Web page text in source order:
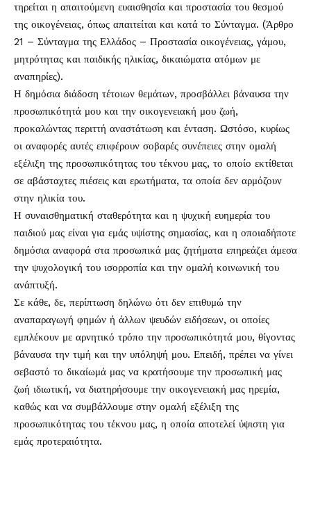
τηρείται η απαιτούμενη ευαισθησία και προστασία του θεσμού
της οικογένειας, όπως απαιτείται και κατά το Σύνταγμα. (Άρθρο
21 – Σύνταγμα της Ελλάδος – Προστασία οικογένειας, γάμου,
μητρότητας και παιδικής ηλικίας, δικαιώματα ατόμων με
αναπηρίες).
Η δημόσια διάδοση τέτοιων θεμάτων, προσβάλλει βάναυσα την
προσωπικότητά μου και την οικογενειακή μου ζωή,
προκαλώντας περιττή αναστάτωση και ένταση. Ωστόσο, κυρίως
οι αναφορές αυτές επιφέρουν σοβαρές συνέπειες στην ομαλή
εξέλιξη της προσωπικότητας του τέκνου μας, το οποίο εκτίθεται
σε αβάσταχτες πιέσεις και ερωτήματα, τα οποία δεν αρμόζουν
στην ηλικία του.
Η συναισθηματική σταθερότητα και η ψυχική ευημερία του
παιδιού μας είναι για εμάς υψίστης σημασίας, και η οποιαδήποτε
δημόσια αναφορά στα προσωπικά μας ζητήματα επηρεάζει άμεσα
την ψυχολογική του ισορροπία και την ομαλή κοινωνική του
ανάπτυξή.
Σε κάθε, δε, περίπτωση δηλώνω ότι δεν επιθυμώ την
αναπαραγωγή φημών ή άλλων ψευδών ειδήσεων, οι οποίες
εμπλέκουν με αρνητικό τρόπο την προσωπικότητά μου, θίγοντας
βάναυσα την τιμή και την υπόληψή μου. Επειδή, πρέπει να γίνει
σεβαστό το δικαίωμά μας να κρατήσουμε την προσωπική μας
ζωή ιδιωτική, να διατηρήσουμε την οικογενειακή μας ηρεμία,
καθώς και να συμβάλλουμε στην ομαλή εξέλιξη της
προσωπικότητας του τέκνου μας, η οποία αποτελεί ύψιστη για
εμάς προτεραιότητα.